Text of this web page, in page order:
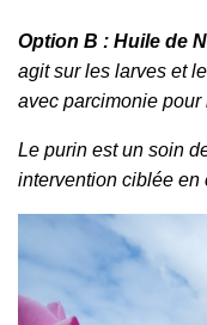
Option B : Huile de
agit sur les larves et
avec parcimonie
Le purin est un soin
intervention ciblée en